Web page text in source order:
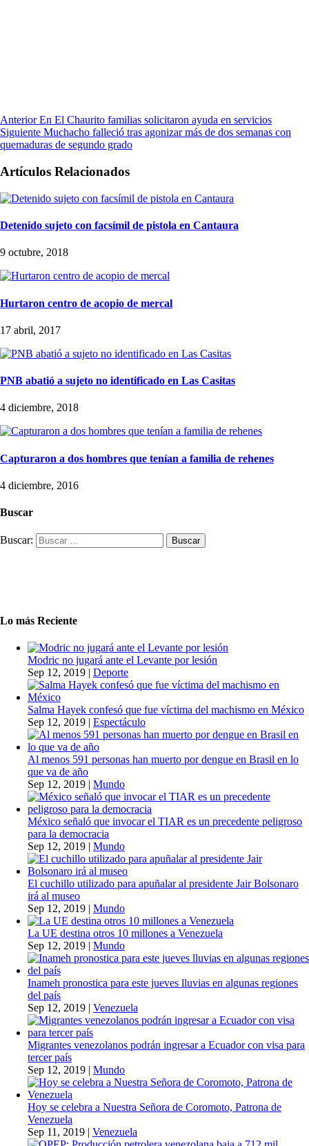
Anterior En El Chaurito familias solicitaron ayuda en servicios
Siguiente Muchacho falleció tras agonizar más de dos semanas con
quemaduras de segundo grado
Artículos Relacionados
Detenido sujeto con facsímil de pistola en Cantaura
9 octubre, 2018
Hurtaron centro de acopio de mercal
17 abril, 2017
PNB abatió a sujeto no identificado en Las Casitas
4 diciembre, 2018
Capturaron a dos hombres que tenían a familia de rehenes
4 diciembre, 2016
Buscar
Buscar:
Lo más Reciente
Modric no jugará ante el Levante por lesión
Sep 12, 2019 | Deporte
Salma Hayek confesó que fue víctima del machismo en México
Sep 12, 2019 | Espectáculo
Al menos 591 personas han muerto por dengue en Brasil en lo
que va de año
Sep 12, 2019 | Mundo
México señaló que invocar el TIAR es un precedente peligroso
para la democracia
Sep 12, 2019 | Mundo
El cuchillo utilizado para apuñalar al presidente Jair Bolsonaro
irá al museo
Sep 12, 2019 | Mundo
La UE destina otros 10 millones a Venezuela
Sep 12, 2019 | Mundo
Inameh pronostica para este jueves lluvias en algunas regiones
del país
Sep 12, 2019 | Venezuela
Migrantes venezolanos podrán ingresar a Ecuador con visa para
tercer país
Sep 12, 2019 | Mundo
Hoy se celebra a Nuestra Señora de Coromoto, Patrona de
Venezuela
Sep 11, 2019 | Venezuela